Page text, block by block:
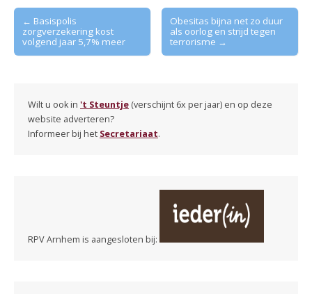
Post
navigation
← Basispolis
zorgverzekering kost
volgend jaar 5,7% meer
Obesitas bijna net zo duur
als oorlog en strijd tegen
terrorisme →
Wilt u ook in 't Steuntje (verschijnt 6x per jaar) en op deze
website adverteren?
Informeer bij het Secretariaat.
RPV Arnhem is aangesloten bij: